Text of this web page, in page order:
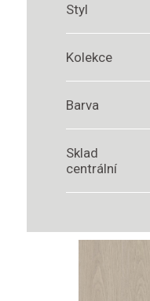
Styl
Kolekce
Barva
Sklad
centrální